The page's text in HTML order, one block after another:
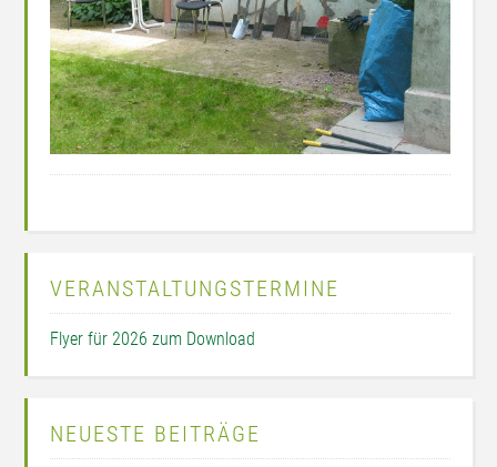
VERANSTALTUNGSTERMINE
Flyer für 2026 zum Download
NEUESTE BEITRÄGE